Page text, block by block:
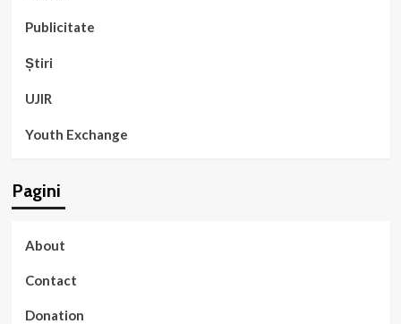
Publicitate
Știri
UJIR
Youth Exchange
Pagini
About
Contact
Donation